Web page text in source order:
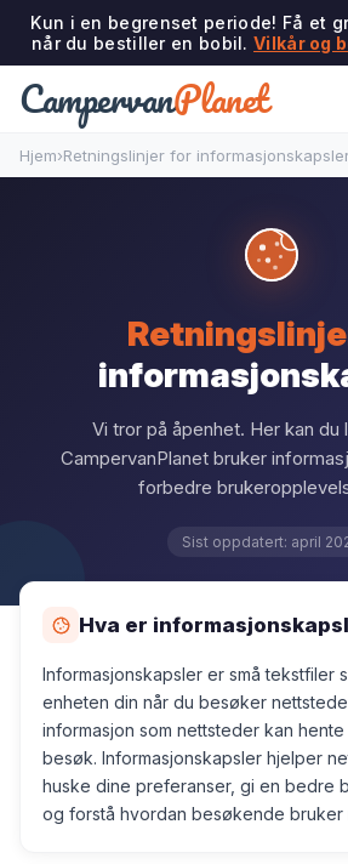
Kun i en begrenset periode! Få et
når du bestiller en bobil.Vilkår og
CampervanPlanet
Hjem›Retningslinjer for
Vi tror på åpenhet. Her kan du
CampervanPlanet bruker
forbedre
Sist oppdatert: april
Hva er
Informasjonskapsler er små tekstfiler
enheten din når du besøker
informasjon som nettsteder kan
besøk. Informasjonskapsler hjelper
huske dine preferanser, gi en bedre
og forstå hvordan besøkende bruker